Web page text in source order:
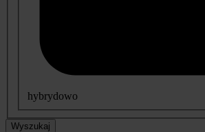
hybrydowo
Wyszukaj